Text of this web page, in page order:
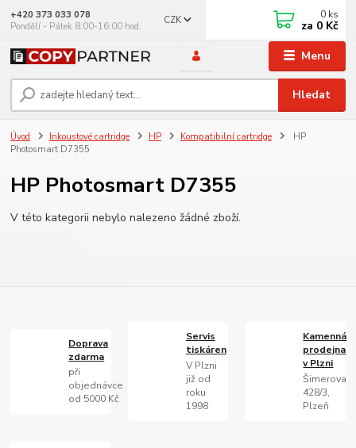
Menu
CZK
Hledat
+420 373 033 078
Pondělí - Pátek 8:00-16:00 hod.
0 ks
za 0 Kč
Úvod Inkoustové cartridge HP Kompatibilní cartridge
HP
Photosmart D7355
HP Photosmart D7355
V této kategorii nebylo nalezeno žádné zboží.
Doprava
zdarma
při
objednávce
od 5000 Kč
Servis
tiskáren
V Plzni
již od
roku
1998
Kamenná
prodejna
v Plzni
Šimerova
428/3,
Plzeň